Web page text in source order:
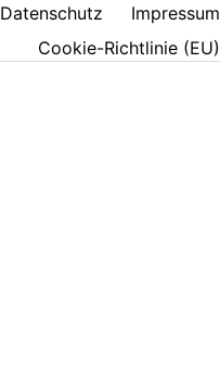
Datenschutz
Impressum
Cookie-Richtlinie (EU)